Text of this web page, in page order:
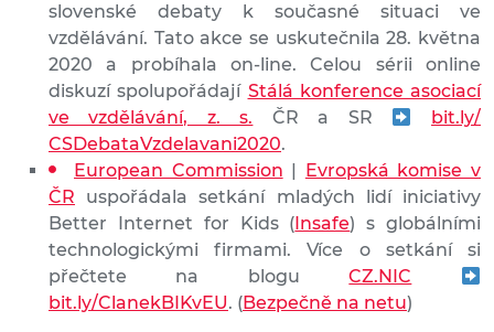
slovenské debaty k současné situaci ve
vzdělávání. Tato akce se uskutečnila 28. května
2020 a probíhala on-line. Celou sérii online
diskuzí spolupořádají Stálá konference asociací
ve vzdělávání, z. s. ČR a SR
bit.ly/
CSDebataVzdelavani2020.
European Commission
Evropská komise v
ČR uspořádala setkání mladých lidí iniciativy
Better Internet for Kids ( Insafe) s globálními
technologickými firmami. Více o setkání si
přečtete na bloguCZ.NIC
bit.ly/ClanekBIKvEU. (Bezpečně na netu)